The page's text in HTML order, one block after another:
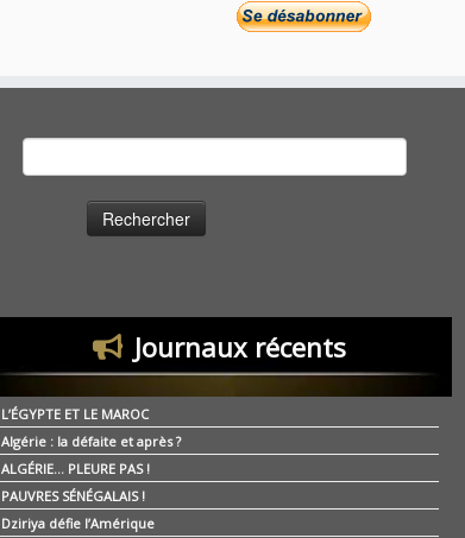
Journaux récents
L’ÉGYPTE ET LE MAROC
Algérie : la défaite et après ?
ALGÉRIE… PLEURE PAS !
PAUVRES SÉNÉGALAIS !
Dziriya défie l’Amérique